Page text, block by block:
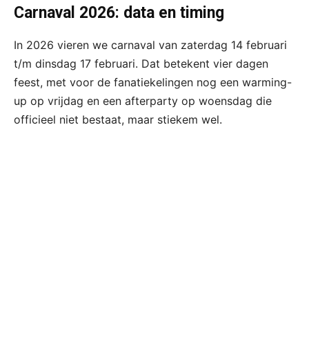
Carnaval 2026: data en timing
In 2026 vieren we carnaval van zaterdag 14 februari
t/m dinsdag 17 februari. Dat betekent vier dagen
feest, met voor de fanatiekelingen nog een warming-
up op vrijdag en een afterparty op woensdag die
officieel niet bestaat, maar stiekem wel.